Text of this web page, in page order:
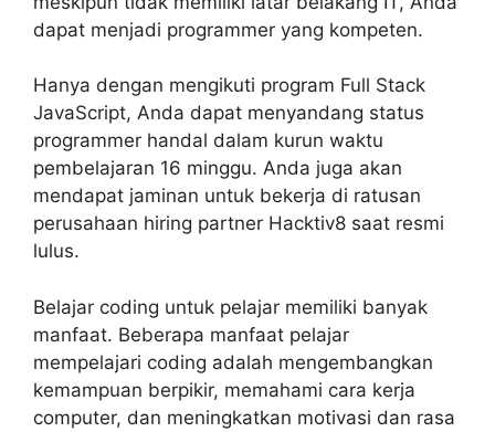
dapat menjadi programmer yang kompeten.
Hanya dengan mengikuti program Full Stack
JavaScript, Anda dapat menyandang status
programmer handal dalam kurun waktu
pembelajaran 16 minggu. Anda juga akan
mendapat jaminan untuk bekerja di ratusan
perusahaan hiring partner Hacktiv8 saat resmi
lulus.
Belajar coding untuk pelajar memiliki banyak
manfaat. Beberapa manfaat pelajar
mempelajari coding adalah mengembangkan
kemampuan berpikir, memahami cara kerja
computer, dan meningkatkan motivasi dan rasa